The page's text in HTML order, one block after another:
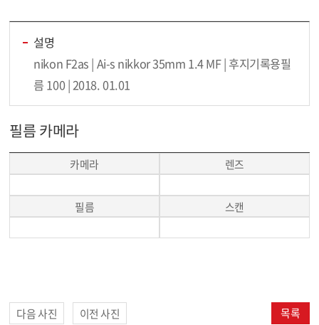
설명
nikon F2as | Ai-s nikkor 35mm 1.4 MF | 후지기록용필
름 100 | 2018. 01.01
필름 카메라
카메라 렌즈
필름 스캔
다음 사진 이전 사진 목록